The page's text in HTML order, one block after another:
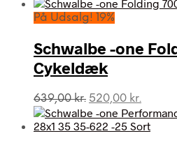
På Udsalg! 19%
Schwalbe -one
Cykeldæk
639,00kr. Den
oprindelige
pris
520,00 kr.
pris